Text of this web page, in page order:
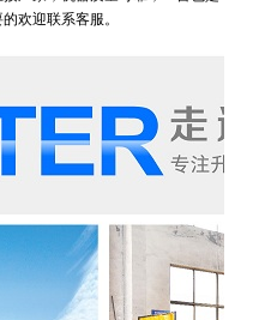
欢迎联系客服。